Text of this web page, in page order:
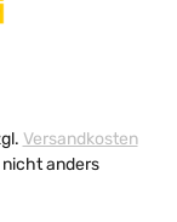
Versandkosten
anders